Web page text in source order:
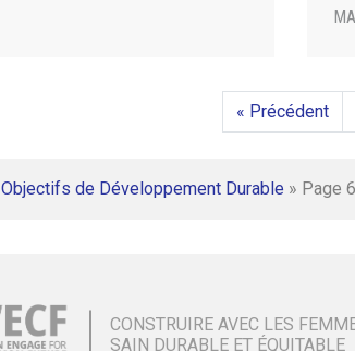
« Précédent
Objectifs de Développement Durable » Page 6
CONSTRUIRE AVEC LES
SAIN DURABLE ET ÉQUITABLE